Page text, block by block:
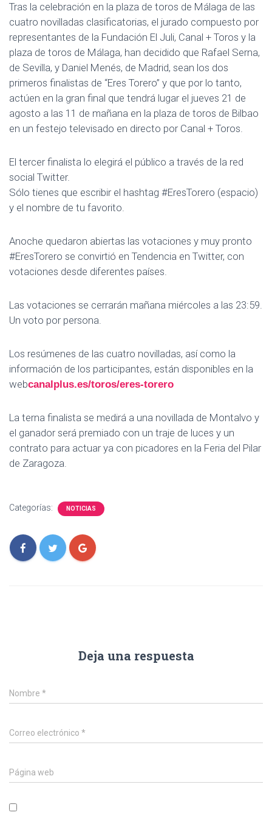
N
Tras la celebración en la plaza de toros de Málaga de las
cuatro novilladas clasificatorias, el jurado compuesto por
representantes de la Fundación El Juli, Canal + Toros y la
plaza de toros de Málaga, han decidido que Rafael Serna,
de Sevilla, y Daniel Menés, de Madrid, sean los dos
primeros finalistas de “Eres Torero” y que por lo tanto,
actúen en la gran final que tendrá lugar el jueves 21 de
agosto a las 11 de mañana en la plaza de toros de Bilbao
en un festejo televisado en directo por Canal + Toros.
El tercer finalista lo elegirá el público a través de la red
social Twitter.
Sólo tienes que escribir el hashtag #EresTorero (espacio)
y el nombre de tu favorito.
Anoche quedaron abiertas las votaciones y muy pronto
#EresTorero se convirtió en Tendencia en Twitter, con
votaciones desde diferentes países.
Las votaciones se cerrarán mañana miércoles a las 23:59.
Un voto por persona.
Los resúmenes de las cuatro novilladas, así como la
información de los participantes, están disponibles en la
webcanalplus.es/toros/eres-torero
La terna finalista se medirá a una novillada de Montalvo y
el ganador será premiado con un traje de luces y un
contrato para actuar ya con picadores en la Feria del Pilar
de Zaragoza.
Categorías: NOTICIAS
Deja una respuesta
Nombre *
Correo electrónico *
Página web